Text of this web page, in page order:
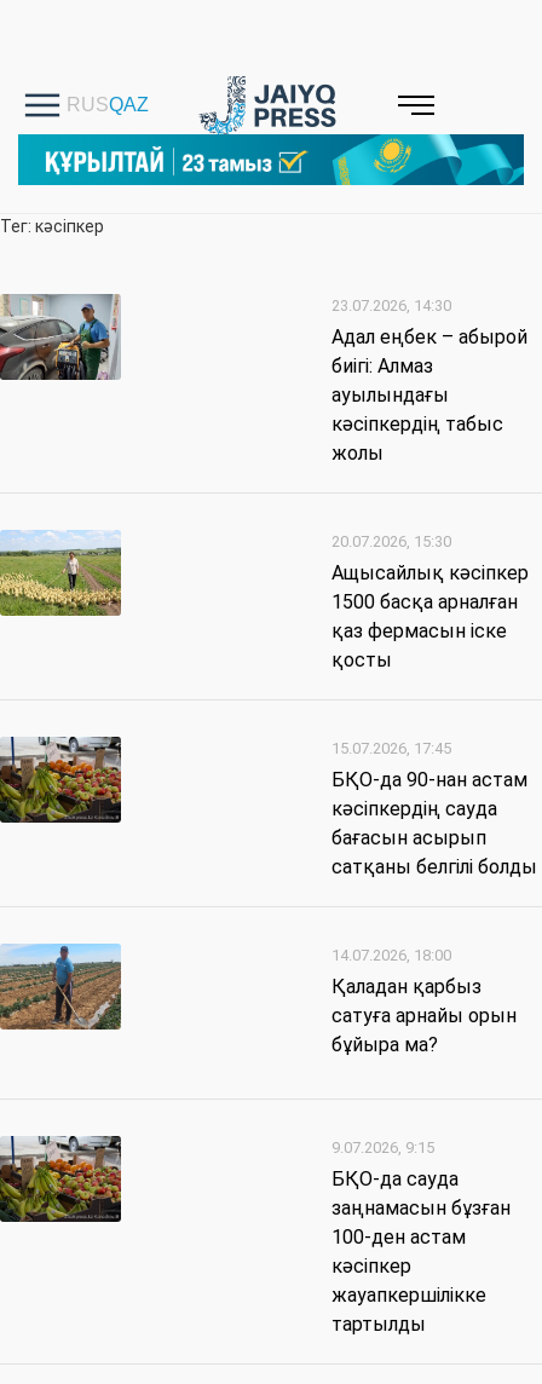
Тег: кәсіпкер
23.07.2026, 14:30
Адал еңбек – абырой
биігі: Алмаз
ауылындағы
кәсіпкердің табыс
жолы
20.07.2026, 15:30
Ащысайлық кәсіпкер
1500 басқа арналған
қаз фермасын іске
қосты
15.07.2026, 17:45
БҚО-да 90-нан астам
кәсіпкердің сауда
бағасын асырып
сатқаны белгілі болды
14.07.2026, 18:00
Қаладан қарбыз
сатуға арнайы орын
бұйыра ма?
9.07.2026, 9:15
БҚО-да сауда
заңнамасын бұзған
100-ден астам
кәсіпкер
жауапкершілікке
тартылды